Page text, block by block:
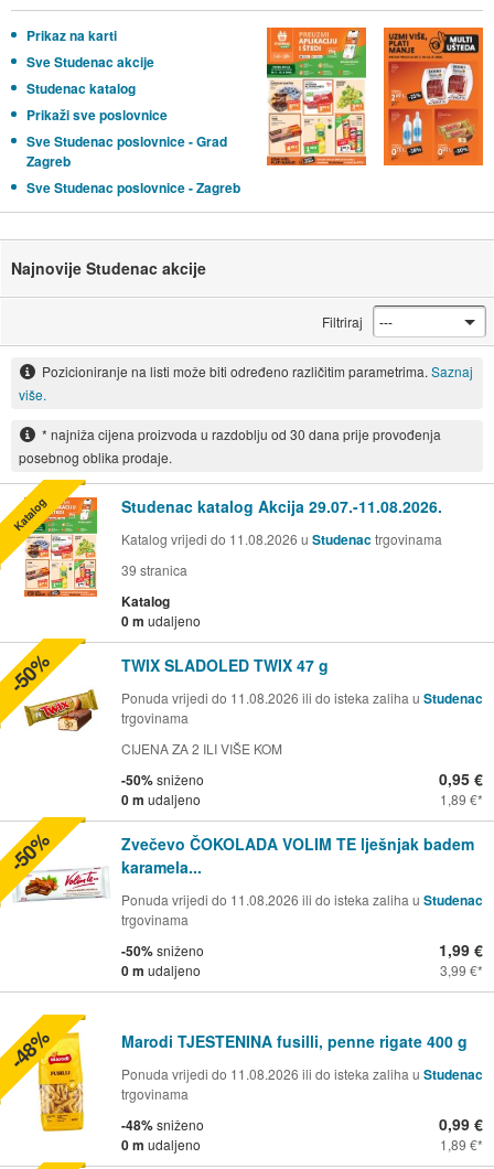
Prikaz na karti
Sve Studenac akcije
Studenac katalog
Prikaži sve poslovnice
Sve Studenac poslovnice - Grad
Zagreb
Sve Studenac poslovnice - Zagreb
Najnovije Studenac akcije
Filtriraj
Pozicioniranje na listi može biti određeno različitim parametrima. Saznaj
više.
* najniža cijena proizvoda u razdoblju od 30 dana prije provođenja
posebnog oblika prodaje.
Studenac katalog Akcija 29.07.-11.08.2026.
Katalog vrijedi do 11.08.2026 u Studenactrgovinama
39 stranica
Katalog
0 m udaljeno
Katalog
TWIX SLADOLED TWIX 47 g
Ponuda vrijedi do 11.08.2026 ili do isteka zaliha u Studenac
trgovinama
CIJENA ZA 2 ILI VIŠE KOM
-50%sniženo
0 m udaljeno
0,95 €
1,89 €
-50%
Zvečevo ČOKOLADA VOLIM TE lješnjak badem
karamela...
Ponuda vrijedi do 11.08.2026 ili do isteka zaliha u Studenac
trgovinama
-50%sniženo
0 m udaljeno
1,99 €
3,99 €
-50%
Marodi TJESTENINA fusilli, penne rigate 400 g
Ponuda vrijedi do 11.08.2026 ili do isteka zaliha u Studenac
trgovinama
-48%sniženo
0 m udaljeno
0,99 €
1,89 €
-48%